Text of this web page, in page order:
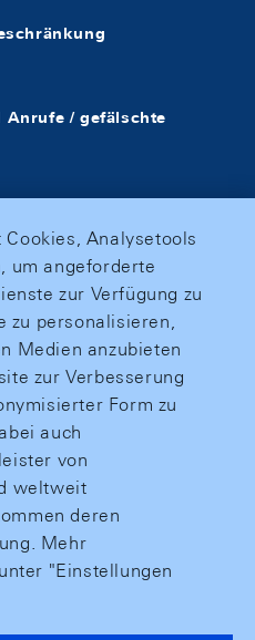
Anrufe / gefälschte
Analysetools
um angeforderte
zur Verfügung zu
zu personalisieren,
Medien anzubieten
zur Verbesserung
Form zu
auch
von
weltweit
deren
Mehr
"Einstellungen